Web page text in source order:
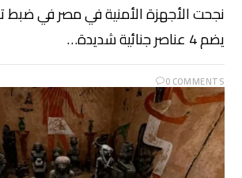
نجحت الأجهزة الأمنية في مصر في
يضم 4 عناصر جنائية شديدة…
0 COMMENTS